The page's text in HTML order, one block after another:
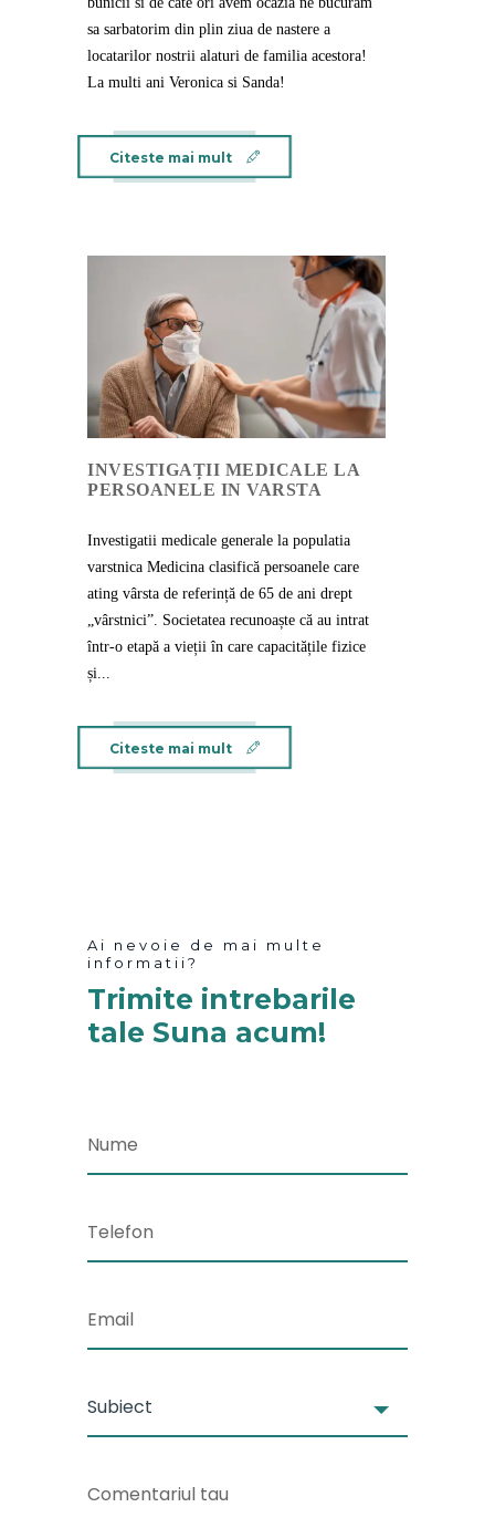
sa sarbatorim din plin ziua de nastere a
locatarilor nostrii alaturi de familia acestora!
La multi ani Veronica si Sanda!
Citeste mai mult
INVESTIGAȚII MEDICALE LA
PERSOANELE IN VARSTA
Investigatii medicale generale la populatia
varstnica Medicina clasifică persoanele care
ating vârsta de referință de 65 de ani drept
„vârstnici”. Societatea recunoaște că au intrat
într-o etapă a vieții în care capacitățile fizice
și...
Citeste mai mult
Ai nevoie de mai multe
informatii?
Trimite intrebarile
tale Suna acum!